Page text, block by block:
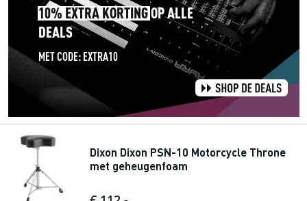
Dixon Dixon PSN-10 Motorcycle Throne
met geheugenfoam